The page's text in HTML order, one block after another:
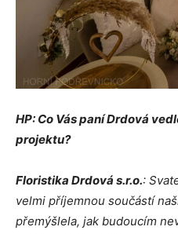
HP: Co Vás paní Drdová
projektu?
Floristika Drdová s.r.o.:
velmi příjemnou součástí
přemýšlela, jak budoucím